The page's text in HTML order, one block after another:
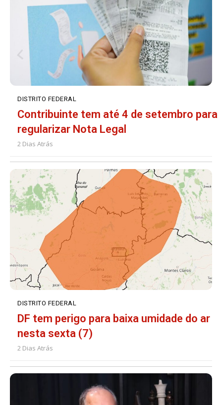
DISTRITO FEDERAL
Contribuinte tem até 4 de setembro para
regularizar Nota Legal
2 Dias Atrás
DISTRITO FEDERAL
DF tem perigo para baixa umidade do ar
nesta sexta (7)
2 Dias Atrás